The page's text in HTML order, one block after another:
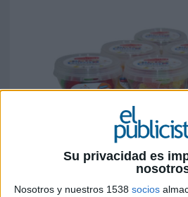
Su privacidad es
Nosotros y nuestros 1538 socios